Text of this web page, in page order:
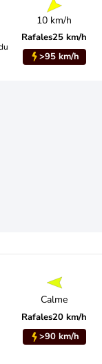
10 km/h
Rafales25 km/h
>95 km/h
Calme
Rafales20 km/h
>90 km/h